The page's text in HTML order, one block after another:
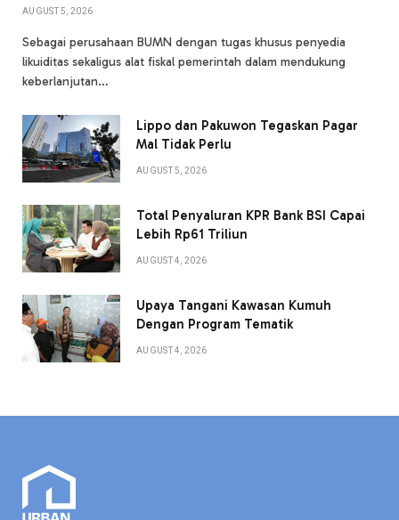
AUGUST 5, 2026
Sebagai perusahaan BUMN dengan tugas khusus penyedia
likuiditas sekaligus alat fiskal pemerintah dalam mendukung
keberlanjutan…
Lippo dan Pakuwon Tegaskan Pagar
Mal Tidak Perlu
AUGUST 5, 2026
Total Penyaluran KPR Bank BSI Capai
Lebih Rp61 Triliun
AUGUST 4, 2026
Upaya Tangani Kawasan Kumuh
Dengan Program Tematik
AUGUST 4, 2026